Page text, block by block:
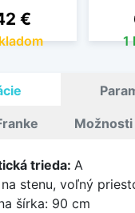
€
1
trieda: A
stenu, voľný
šírka: 90 cm